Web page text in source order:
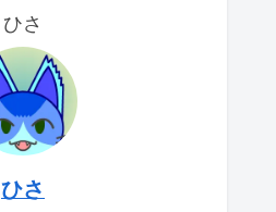
ひさ
ひさ